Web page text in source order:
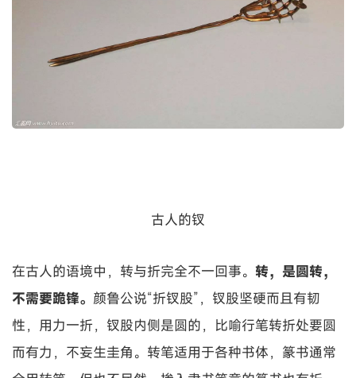
古人的钗
在古人的语境中，转与折完全不一回事。 转，是圆转，
不需要跪锋。 颜鲁公说“折钗股”，钗股坚硬而且有韧
性，用力一折，钗股内侧是圆的，比喻行笔转折处要圆
而有力，不妄生圭角。转笔适用于各种书体，篆书通常